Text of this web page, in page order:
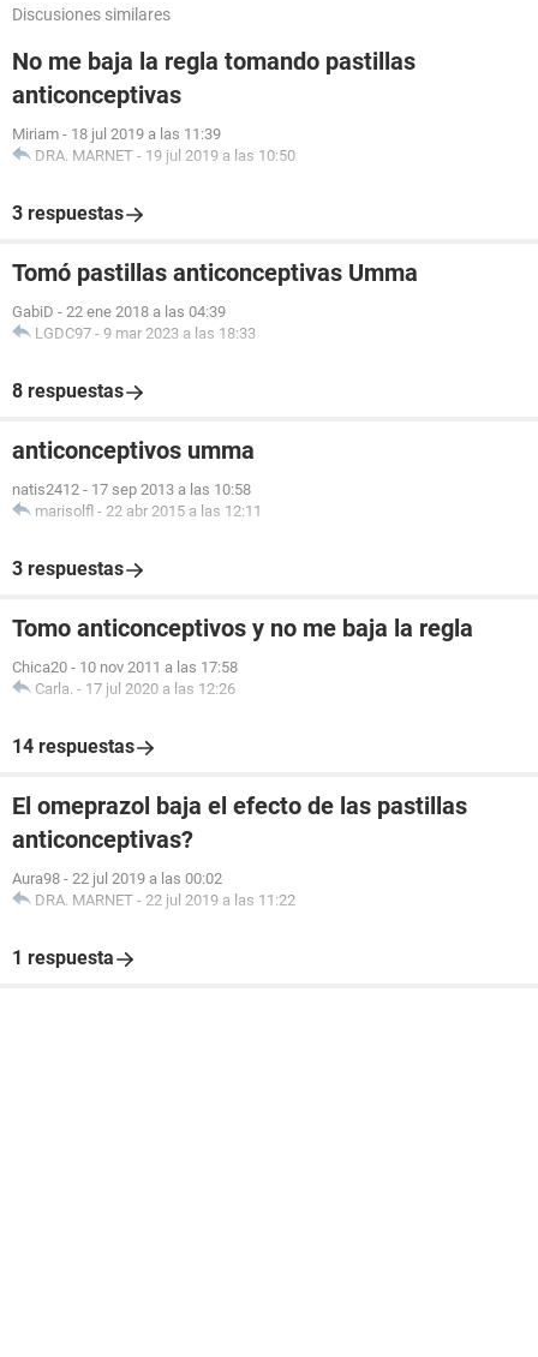
Discusiones similares
No me baja la regla tomando pastillas
anticonceptivas
Miriam - 18 jul 2019 a las 11:39
DRA. MARNET - 19 jul 2019 a las 10:50
3 respuestas
Tomó pastillas anticonceptivas Umma
GabiD - 22 ene 2018 a las 04:39
LGDC97 - 9 mar 2023 a las 18:33
8 respuestas
anticonceptivos umma
natis2412 - 17 sep 2013 a las 10:58
marisolfl - 22 abr 2015 a las 12:11
3 respuestas
Tomo anticonceptivos y no me baja la regla
Chica20 - 10 nov 2011 a las 17:58
Carla. - 17 jul 2020 a las 12:26
14 respuestas
El omeprazol baja el efecto de las pastillas
anticonceptivas?
Aura98 - 22 jul 2019 a las 00:02
DRA. MARNET - 22 jul 2019 a las 11:22
1 respuesta